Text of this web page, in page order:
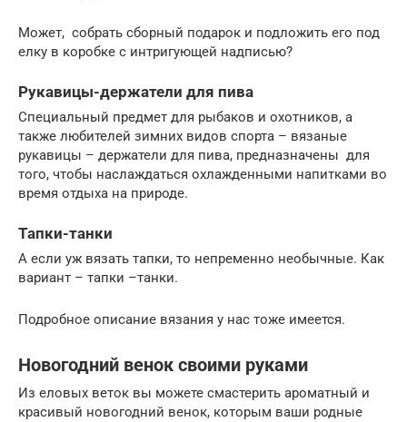
Может, собрать сборный подарок и подложить его под
елку в коробке с интригующей надписью?
Рукавицы-держатели для пива
Специальный предмет для рыбаков и охотников, а
также любителей зимних видов спорта – вязаные
рукавицы – держатели для пива, предназначены для
того, чтобы наслаждаться охлажденными напитками во
время отдыха на природе.
Тапки-танки
А если уж вязать тапки, то непременно необычные. Как
вариант – тапки –танки.
Подробное описание вязания у нас тоже имеется.
Новогодний венок своими руками
Из еловых веток вы можете смастерить ароматный и
красивый новогодний венок, которым ваши родные